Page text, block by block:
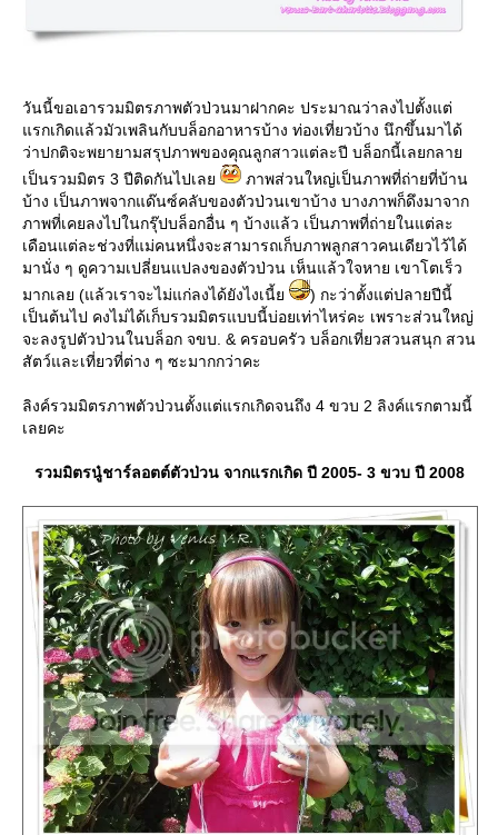
วันนี้ขอเอารวมมิตรภาพตัวป่วนมาฝากคะ ประมาณว่าลงไปตั้งแต่
รกเกิดแล้วมัวเพลินกับบล็อกอาหารบ้าง ท่องเที่ยวบ้าง นึกขึ้นมาได้
ว่าปกติจะพยายามสรุปภาพของคุณลูกสาวแต่ละปี บล็อกนี้เลยกลา
เป็นรวมมิตร 3 ปีติดกันไปเล
ภาพส่วนใหญ่เป็นภาพที่ถ่ายที่บ้าน
บ้าง เป็นภาพจากแด๊นซ์คลับของตัวป่วนเขาบ้าง บางภาพก็ดึงมาจาก
ภาพที่เคยลงไปในกรุ๊ปบล็อกอื่น ๆ บ้างแล้ว เป็นภาพที่ถ่ายในแต่ละ
เดือนแต่ละช่วงที่แม่คนหนึ่งจะสามารถเก็บภาพลูกสาวคนเดียวไว้ได้
มานั่ง ๆ ดูความเปลี่ยนแปลงของตัวป่วน เห็นแล้วใจหาย เขาโตเร็ว
มากเลย (แล้วเราจะไม่แก่ลงได้ยังไงเนี้
) กะว่าตั้งแต่ปลายปีนี้
เป็นต้นไป คงไม่ได้เก็บรวมมิตรแบบนี้บ่อยเท่าไหร่คะ เพราะส่วนใหญ่
จะลงรูปตัวป่วนในบล็อก จขบ. & ครอบครัว บล็อกเที่ยวสวนสนุก สวน
สัตว์และเที่ยวที่ต่าง ๆ ซะมากกว่าคะ
ลิงค์รวมมิตรภาพตัวป่วนตั้งแต่แรกเกิดจนถึง 4 ขวบ 2 ลิงค์แรกตามนี้
เลยคะ
รวมมิตรนู๋ชาร์ลอตต์ตัวป่วน จากแรกเกิด ปี 2005- 3 ขวบ ปี 2008